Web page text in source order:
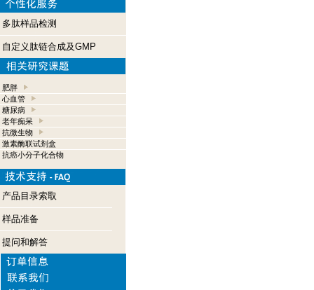
多肽样品检测
自定义肽链合成及GMP
肥胖
心血管
糖尿病
老年痴呆
抗微生物
激素酶联试剂盒
抗癌小分子化合物
产品目录索取
样品准备
提问和解答